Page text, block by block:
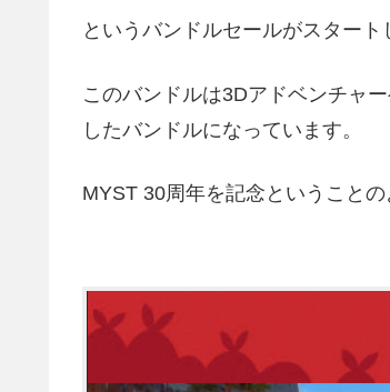
というバンドルセールがスタート
このバンドルは3Dアドベンチャ
したバンドルになっています。
MYST 30周年を記念ということの